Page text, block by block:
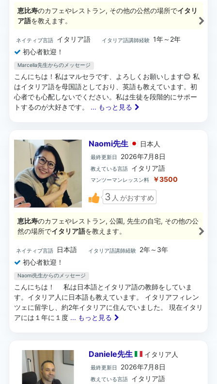
恵比寿のカフェやレストラン, その他の公然の場所でイタリ
ア語を教えます。
ネイティブ言語 イタリア語 イタリア語講師経験 1年～2年
初心者歓迎！
Marcella先生からのメッセージ
こんにちは！私はマルセラです、よろしくお願いします😊 私
はイタリア語を母国語としており、英語も教えています。初
心者でも心配しないでください。私は生徒を段階的にサポー
トするのが大好きです。 ... もっと見る
Naomi先生 日本 人
最終更新日 2026年7月8日
教えている言語 イタリア語
マンツーマンレッスン料 ￥3500
3 人 がおすすめ
恵比寿のカフェやレストラン, 公園, 先生の自宅, その他の公
然の場所でイタリア語を教えます。
ネイティブ言語 日本語 イタリア語講師経験
2年～3年
初心者歓迎！
Naomi先生からのメッセージ
こんにちは！ 私は日本語とイタリア語の教師をしていま
す。イタリア人に日本語も教えています。 イタリアフィレン
ツェに留学し、約2年イタリアに住んでいました。 現在イタリ
アには１年に１度 ... もっと見る
Daniele先生 イタリア 人
最終更新日 2026年7月8日
教えている言語 イタリア語